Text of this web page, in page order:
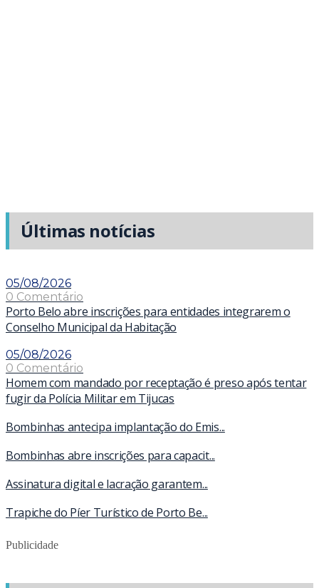
Últimas notícias
05/08/2026
0 Comentário
Porto Belo abre inscrições para entidades integrarem o
Conselho Municipal da Habitação
05/08/2026
0 Comentário
Homem com mandado por receptação é preso após tentar
fugir da Polícia Militar em Tijucas
Bombinhas antecipa implantação do Emis...
Bombinhas abre inscrições para capacit...
Assinatura digital e lacração garantem...
Trapiche do Píer Turístico de Porto Be...
Publicidade